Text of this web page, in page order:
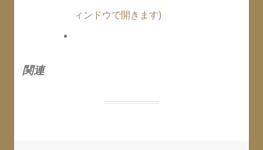
ィンドウで開きます)
関連